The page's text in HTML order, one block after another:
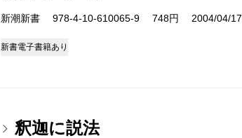
新潮新書 978-4-10-610065-9 748円 2004/04/17
新書電子書籍あり
釈迦に説法